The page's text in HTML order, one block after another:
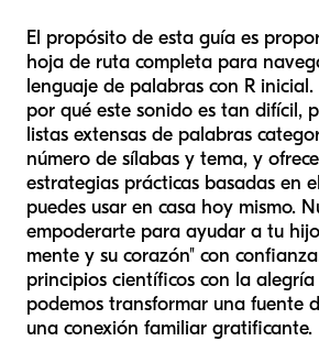
El propósito de esta guía es
hoja de ruta completa para
lenguaje de palabras con R
por qué este sonido es tan difícil,
listas extensas de palabras
número de sílabas y tema, y
estrategias prácticas basadas en
puedes usar en casa hoy mismo.
empoderarte para ayudar a tu
mente y su corazón" con
principios científicos con la alegría
podemos transformar una fuente
una conexión familiar gratificante.